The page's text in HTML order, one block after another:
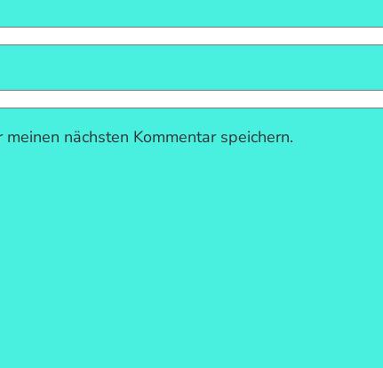
nächsten Kommentar speichern.